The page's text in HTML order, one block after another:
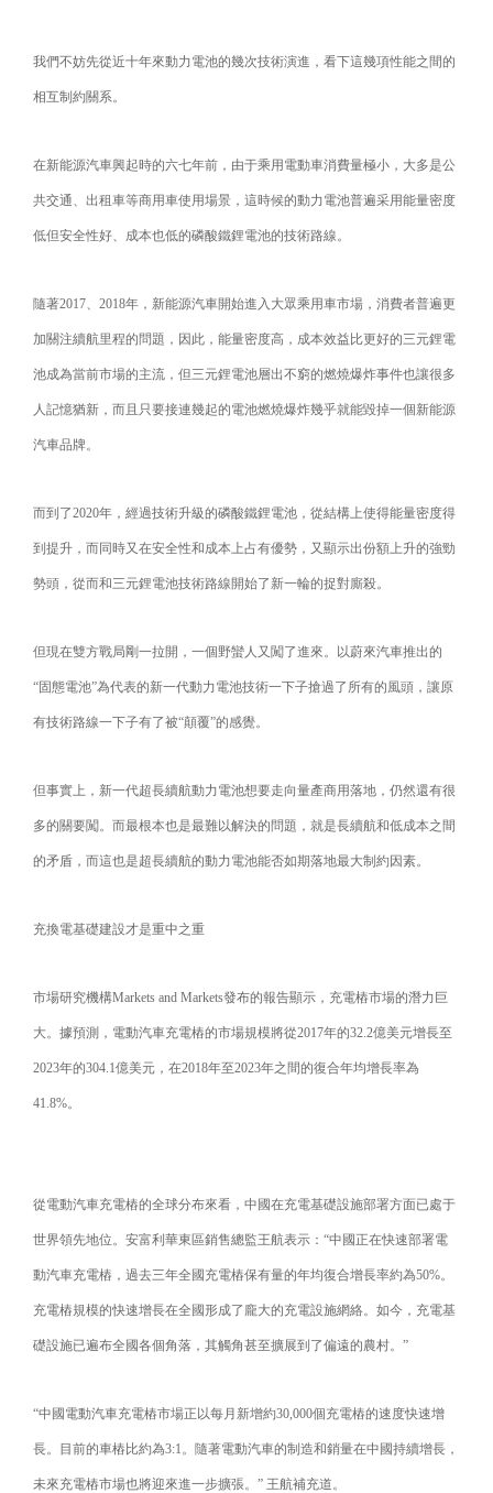
我們不妨先從近十年來動力電池的幾次技術演進，看下這幾項性能之間的
相互制約關系。
在新能源汽車興起時的六七年前，由于乘用電動車消費量極小，大多是公
共交通、出租車等商用車使用場景，這時候的動力電池普遍采用能量密度
低但安全性好、成本也低的磷酸鐵鋰電池的技術路線。
隨著2017、2018年，新能源汽車開始進入大眾乘用車市場，消費者普遍更
加關注續航里程的問題，因此，能量密度高，成本效益比更好的三元鋰電
池成為當前市場的主流，但三元鋰電池層出不窮的燃燒爆炸事件也讓很多
人記憶猶新，而且只要接連幾起的電池燃燒爆炸幾乎就能毀掉一個新能源
汽車品牌。
而到了2020年，經過技術升級的磷酸鐵鋰電池，從結構上使得能量密度得
到提升，而同時又在安全性和成本上占有優勢，又顯示出份額上升的強勁
勢頭，從而和三元鋰電池技術路線開始了新一輪的捉對廝殺。
但現在雙方戰局剛一拉開，一個野蠻人又闖了進來。以蔚來汽車推出的
“固態電池”為代表的新一代動力電池技術一下子搶過了所有的風頭，讓原
有技術路線一下子有了被“顛覆”的感覺。
但事實上，新一代超長續航動力電池想要走向量產商用落地，仍然還有很
多的關要闖。而最根本也是最難以解決的問題，就是長續航和低成本之間
的矛盾，而這也是超長續航的動力電池能否如期落地最大制約因素。
充換電基礎建設才是重中之重
市場研究機構Markets and Markets發布的報告顯示，充電樁市場的潛力巨
大。據預測，電動汽車充電樁的市場規模將從2017年的32.2億美元增長至
2023年的304.1億美元，在2018年至2023年之間的復合年均增長率為
41.8%。
從電動汽車充電樁的全球分布來看，中國在充電基礎設施部署方面已處于
世界領先地位。安富利華東區銷售總監王航表示：“中國正在快速部署電
動汽車充電樁，過去三年全國充電樁保有量的年均復合增長率約為50%。
充電樁規模的快速增長在全國形成了龐大的充電設施網絡。如今，充電基
礎設施已遍布全國各個角落，其觸角甚至擴展到了偏遠的農村。”
“中國電動汽車充電樁市場正以每月新增約30,000個充電樁的速度快速增
長。目前的車樁比約為3:1。隨著電動汽車的制造和銷量在中國持續增長，
未來充電樁市場也將迎來進一步擴張。” 王航補充道。